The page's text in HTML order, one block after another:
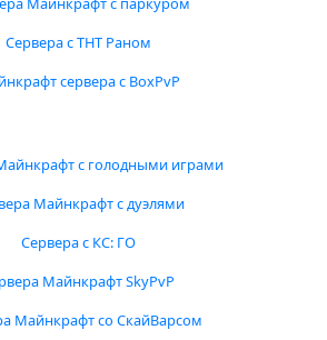
Сервера с ТНТ Раном
сервера с BoxPvP
с голодными играми
Майнкрафт с дуэлями
Сервера с КС: ГО
Майнкрафт SkyPvP
Майнкрафт со СкайВарсом